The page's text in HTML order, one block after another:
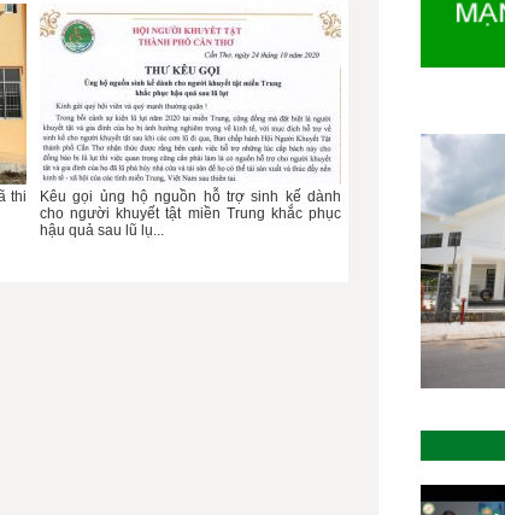
thi
Kêu gọi ủng hộ nguồn hỗ trợ sinh kế dành
cho người khuyết tật miền Trung khắc phục
hậu quả sau lũ lụ...
Chia sẻ
Chia sẻ
chống,
Trao 67
con của
Hội viên
ĐẾN HỘI
KHĂN--